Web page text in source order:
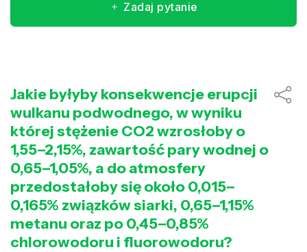
Zadaj pytanie
Jakie byłyby konsekwencje erupcji
wulkanu podwodnego, w wyniku
której stężenie CO2 wzrosłoby o
1,55–2,15%, zawartość pary wodnej o
0,65–1,05%, a do atmosfery
przedostałoby się około 0,015–
0,165% związków siarki, 0,65–1,15%
metanu oraz po 0,45–0,85%
chlorowodoru i fluorowodoru?